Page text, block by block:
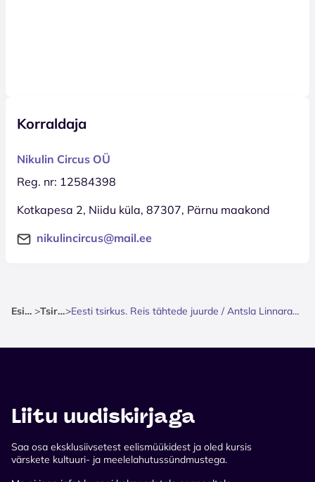
Korraldaja
Nikulin Circus OÜ
Reg. nr: 12584398
Kotkapesa 2, Niidu küla, 87307, Pärnu maakond
nikulincircus@mail.ee
Esileht > Tsirkus> Eesti tsirkus. Reis tähtede juurde / Antsla Linnaraamatukogu taga
Liitu uudiskirjaga
Saa osa eksklusiivsetest eelismüükidest ja oled kursis
värskete kultuuri- ja meelelahutussündmustega.